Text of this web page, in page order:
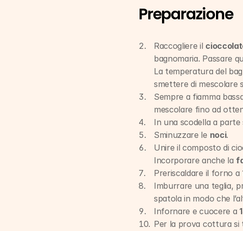
Preparazione
Raccogliere il
bagnomaria. Passare
La temperatura del
smettere di mescolare
Sempre a fiamma
mescolare fino ad
In una scodella a
Sminuzzare le noci.
Unire il composto di
Incorporare anche la
Preriscaldare il forno a
Imburrare una teglia,
spatola in modo che
Infornare e cuocere a
Per la prova cottura si